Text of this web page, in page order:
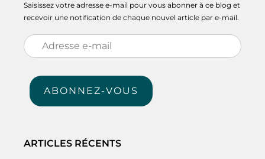
Saisissez votre adresse e-mail pour vous abonner à ce blog et
recevoir une notification de chaque nouvel article par e-mail.
Adresse
e-
mail
ABONNEZ-VOUS
ARTICLES RÉCENTS